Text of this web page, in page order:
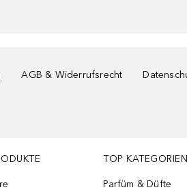
AGB & Widerrufsrecht
TOP KATEGORIEN
Parfüm & Düfte